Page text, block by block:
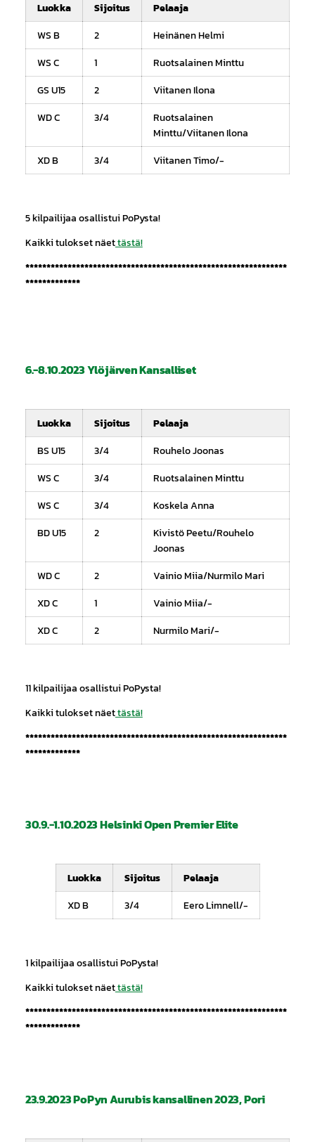
Luokka Sijoitus
Pelaaja
WS B
2
Heinänen Helmi
WS C
1
Ruotsalainen Minttu
GS U15
2
Viitanen Ilona
WD C
3/4
Ruotsalainen
Minttu/Viitanen Ilona
XD B
3/4 Viitanen Timo/-
5 kilpailijaa osallistui PoPysta!
Kaikki tulokset näettästä!
**************************************************************
*************
6.-8.10.2023 Ylöjärven Kansalliset
Luokka Sijoitus
Pelaaja
BS U15
3/4
Rouhelo Joonas
WS C
3/4
Ruotsalainen Minttu
WS C
3/4
Koskela Anna
BD U15
2
Kivistö Peetu/Rouhelo
Joonas
WD C
2
Vainio Miia/Nurmilo Mari
XD C
1
Vainio Miia/-
XD C
2 Nurmilo Mari/-
11 kilpailijaa osallistui PoPysta!
Kaikki tulokset näettästä!
**************************************************************
*************
30.9.-1.10.2023 Helsinki Open Premier Elite
Luokka Sijoitus
Pelaaja
XD B
3/4 Eero Limnell/-
1 kilpailijaa osallistui PoPysta!
Kaikki tulokset näettästä!
**************************************************************
*************
23.9.2023 PoPyn Aurubis kansallinen 2023, Pori